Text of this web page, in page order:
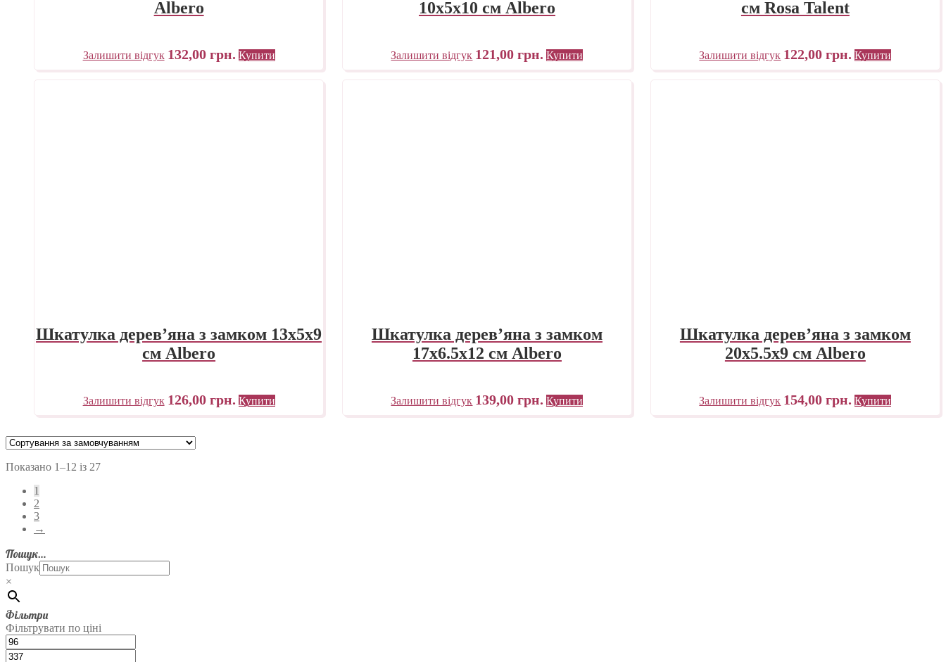
Albero
Залишити відгук 132,00 грн. Купити
10х5х10 см Albero
Залишити відгук 121,00грн. Купити
см Rosa Talent
Залишити відгук 122,00грн. Купити
Шкатулка дерев’яна з замком 13х5х9
см Albero
Залишити відгук 126,00 грн. Купити
Шкатулка дерев’яна з замком
17х6.5х12 см Albero
Залишити відгук 139,00грн. Купити
Шкатулка дерев’яна з замком
20х5.5х9 см Albero
Залишити відгук 154,00грн. Купити
Показано 1–12 із 27
1
2
3
→
Пошук…
Пошук
×
Фільтри
Фільтрувати по ціні